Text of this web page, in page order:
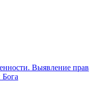
Выявление прав